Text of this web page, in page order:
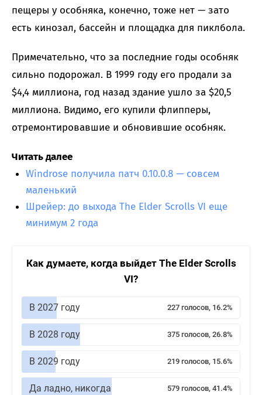
пещеры у особняка, конечно, тоже нет — зато
есть кинозал, бассейн и площадка для пиклбола.
Примечательно, что за последние годы особняк
сильно подорожал. В 1999 году его продали за
$4,4 миллиона, год назад здание ушло за $20,5
миллиона. Видимо, его купили флипперы,
отремонтировавшие и обновившие особняк.
Читать далее
Windrose получила патч 0.10.0.8 — совсем
маленький
Шрейер: до выхода The Elder Scrolls VI еще
минимум 2 года
Как думаете, когда выйдет The Elder Scrolls
VI?
В 2027 году 227 голосов, 16.2%
В 2028 году 375 голосов, 26.8%
В 2029 году 219 голосов, 15.6%
Да ладно, никогда 579 голосов, 41.4%